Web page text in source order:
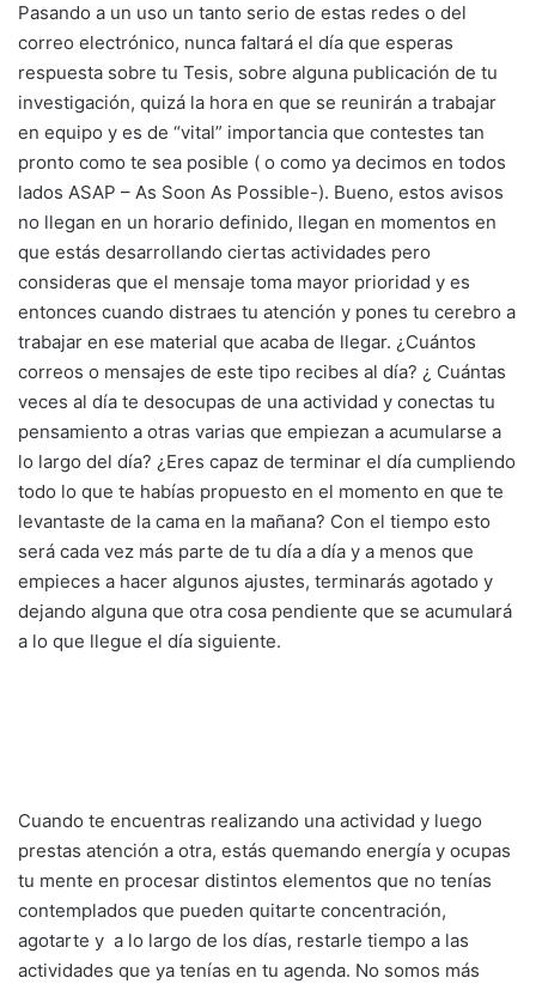
Pasando a un uso un tanto serio de estas redes o del
correo electrónico, nunca faltará el día que esperas
respuesta sobre tu Tesis, sobre alguna publicación de tu
investigación, quizá la hora en que se reunirán a trabajar
en equipo y es de “vital” importancia que contestes tan
pronto como te sea posible ( o como ya decimos en todos
lados ASAP – As Soon As Possible-). Bueno, estos avisos
no llegan en un horario definido, llegan en momentos en
que estás desarrollando ciertas actividades pero
consideras que el mensaje toma mayor prioridad y es
entonces cuando distraes tu atención y pones tu cerebro a
trabajar en ese material que acaba de llegar. ¿Cuántos
correos o mensajes de este tipo recibes al día? ¿ Cuántas
veces al día te desocupas de una actividad y conectas tu
pensamiento a otras varias que empiezan a acumularse a
lo largo del día? ¿Eres capaz de terminar el día cumpliendo
todo lo que te habías propuesto en el momento en que te
levantaste de la cama en la mañana? Con el tiempo esto
será cada vez más parte de tu día a día y a menos que
empieces a hacer algunos ajustes, terminarás agotado y
dejando alguna que otra cosa pendiente que se acumulará
a lo que llegue el día siguiente.
Cuando te encuentras realizando una actividad y luego
prestas atención a otra, estás quemando energía y ocupas
tu mente en procesar distintos elementos que no tenías
contemplados que pueden quitarte concentración,
agotarte y a lo largo de los días, restarle tiempo a las
actividades que ya tenías en tu agenda. No somos más